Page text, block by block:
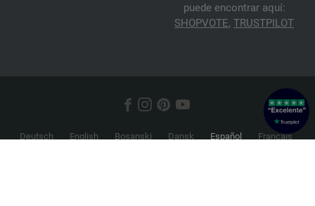
puede encontrar aquí:
SHOPVOTE, TRUSTPILOT
Deutsch English Bosanski Dansk Español
Français